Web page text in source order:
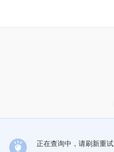
正在查询中，请刷新重试